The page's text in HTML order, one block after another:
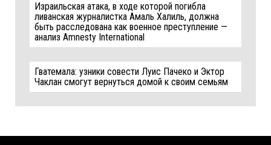
Израильская атака, в ходе которой погибла
ливанская журналистка Амаль Халиль, должна
быть расследована как военное преступление —
анализ Amnesty International
Гватемала: узники совести Луис Пачеко и Эктор
Чаклан смогут вернуться домой к своим семьям